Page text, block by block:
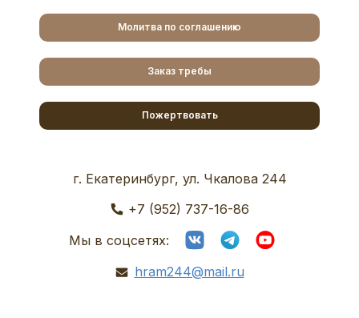
Молитва по соглашению
Заказ требы
Пожертвовать
г. Екатеринбург, ул. Чкалова 244
+7 (952) 737-16-86
Мы в соцсетях:
hram244@mail.ru